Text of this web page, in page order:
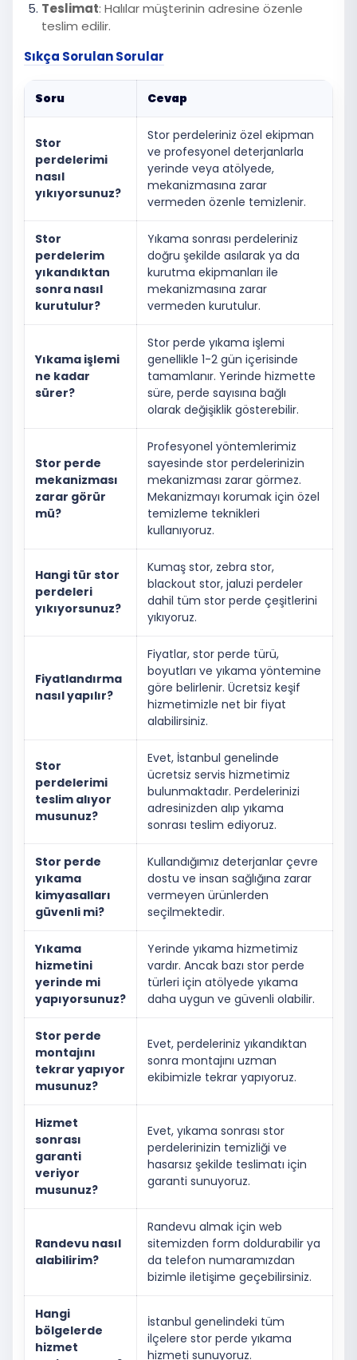
Teslimat: Halılar müşterinin adresine özenle
teslim edilir.
Sıkça Sorulan Sorular
Soru Cevap
Stor
perdelerimi
nasıl
yıkıyorsunuz?
Stor perdeleriniz özel ekipman
ve profesyonel deterjanlarla
yerinde veya atölyede,
mekanizmasına zarar
vermeden özenle temizlenir.
Stor
perdelerim
yıkandıktan
sonra nasıl
kurutulur?
Yıkama sonrası perdeleriniz
doğru şekilde asılarak ya da
kurutma ekipmanları ile
mekanizmasına zarar
vermeden kurutulur.
Yıkama işlemi
ne kadar
sürer?
Stor perde yıkama işlemi
genellikle 1-2 gün içerisinde
tamamlanır. Yerinde hizmette
süre, perde sayısına bağlı
olarak değişiklik gösterebilir.
Stor perde
mekanizması
zarar görür
mü?
Profesyonel yöntemlerimiz
sayesinde stor perdelerinizin
mekanizması zarar görmez.
Mekanizmayı korumak için özel
temizleme teknikleri
kullanıyoruz.
Hangi tür stor
perdeleri
yıkıyorsunuz?
Kumaş stor, zebra stor,
blackout stor, jaluzi perdeler
dahil tüm stor perde çeşitlerini
yıkıyoruz.
Fiyatlandırma
nasıl yapılır?
Fiyatlar, stor perde türü,
boyutları ve yıkama yöntemine
göre belirlenir. Ücretsiz keşif
hizmetimizle net bir fiyat
alabilirsiniz.
Stor
perdelerimi
teslim alıyor
musunuz?
Evet, İstanbul genelinde
ücretsiz servis hizmetimiz
bulunmaktadır. Perdelerinizi
adresinizden alıp yıkama
sonrası teslim ediyoruz.
Stor perde
yıkama
kimyasalları
güvenli mi?
Kullandığımız deterjanlar çevre
dostu ve insan sağlığına zarar
vermeyen ürünlerden
seçilmektedir.
Yıkama
hizmetini
yerinde mi
yapıyorsunuz?
Yerinde yıkama hizmetimiz
vardır. Ancak bazı stor perde
türleri için atölyede yıkama
daha uygun ve güvenli olabilir.
Stor perde
montajını
tekrar yapıyor
musunuz?
Evet, perdeleriniz yıkandıktan
sonra montajını uzman
ekibimizle tekrar yapıyoruz.
Hizmet
sonrası
garanti
veriyor
musunuz?
Evet, yıkama sonrası stor
perdelerinizin temizliği ve
hasarsız şekilde teslimatı için
garanti sunuyoruz.
Randevu nasıl
alabilirim?
Randevu almak için web
sitemizden form doldurabilir ya
da telefon numaramızdan
bizimle iletişime geçebilirsiniz.
Hangi
bölgelerde
hizmet
İstanbul genelindeki tüm
ilçelere stor perde yıkama
hizmeti sunuyoruz.